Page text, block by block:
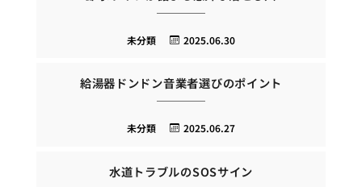
2025.06.30
未分類
給湯器ドンドン音業者選びのポイント
2025.06.27
未分類
水道トラブルのSOSサイン